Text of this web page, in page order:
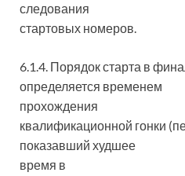
следования
стартовых номеров.
6.1.4. Порядок старта в
определяется временем
прохождения
квалификационной гонки
показавший худшее
время в